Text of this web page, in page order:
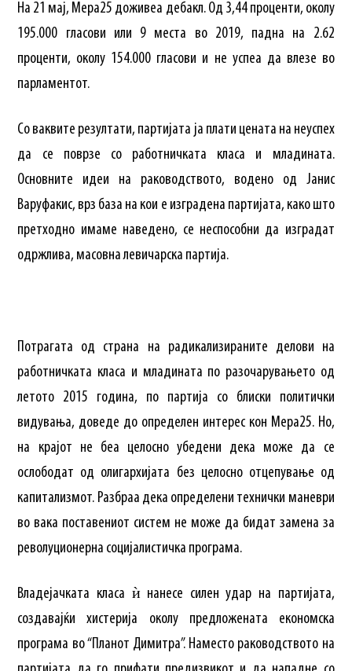
На 21 мај, Мера25 доживеа дебакл. Од 3,44 проценти, околу
195.000 гласови или 9 места во 2019, падна на 2.62
проценти, околу 154.000 гласови и не успеа да влезе во
парламентот.
Со ваквите резултати, партијата ја плати цената на неуспех
да се поврзе со работничката класа и младината.
Основните идеи на раководството, водено од Јанис
Варуфакис, врз база на кои е изградена партијата, како што
претходно имаме наведено, се неспособни да изградат
одржлива, масовна левичарска партија.
Потрагата од страна на радикализираните делови на
работничката класа и младината по разочарувањето од
летото 2015 година, по партија со блиски политички
видувања, доведе до определен интерес кон Мера25. Но,
на крајот не беа целосно убедени дека може да се
ослободат од олигархијата без целосно отцепување од
капитализмот. Разбраа дека определени технички маневри
во вака поставениот систем не може да бидат замена за
револуционерна социјалистичка програма.
Владејачката класа ѝ нанесе силен удар на партијата,
создавајќи хистерија околу предложената економска
програма во “Планот Димитра”. Наместо раководството на